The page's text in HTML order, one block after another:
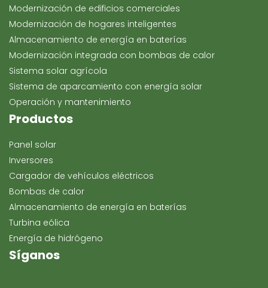
Modernización de edificios comerciales
Modernización de hogares inteligentes
Almacenamiento de energía en baterías
Modernización integrada con bombas de calor
Sistema solar agrícola
Sistema de aparcamiento con energía solar
Operación y mantenimiento
Productos
Panel solar
Inversores
Cargador de vehículos eléctricos
Bombas de calor
Almacenamiento de energía en baterías
Turbina eólica
Energía de hidrógeno
Síganos